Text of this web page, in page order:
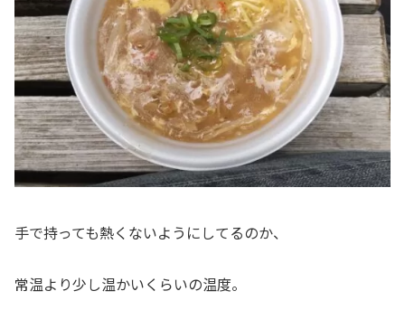
手で持っても熱くないようにしてるのか、
常温より少し温かいくらいの温度。